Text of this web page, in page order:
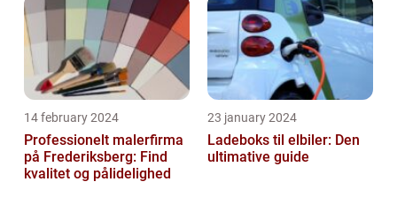
14 february 2024
Professionelt malerfirma
på Frederiksberg: Find
kvalitet og pålidelighed
23 january 2024
Ladeboks til elbiler: Den
ultimative guide